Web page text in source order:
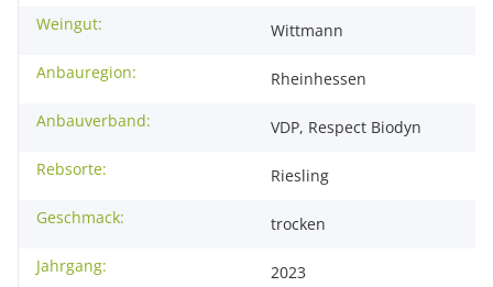
Weingut:
Wittmann
Anbauregion:
Rheinhessen
Anbauverband:
VDP, Respect Biodyn
Rebsorte:
Riesling
Geschmack:
trocken
Jahrgang:
2023